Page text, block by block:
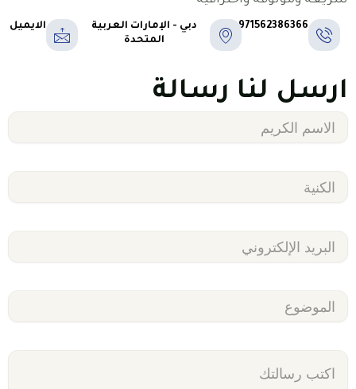
971562386366+
دبي - الإمارات العربية
المتحدة
الايميل
ارسل لنا رسالة
First
Name
Last
Name
Email
Subject
Message